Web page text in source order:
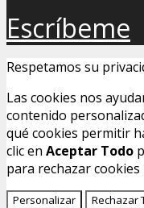
Escríbeme
Respetamos su
Las cookies nos
contenido
qué cookies permitir
clic en Aceptar Todo
para rechazar cookies
Personalizar Rechazar